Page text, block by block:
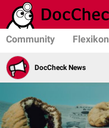
Community Flexikon
DocCheck News